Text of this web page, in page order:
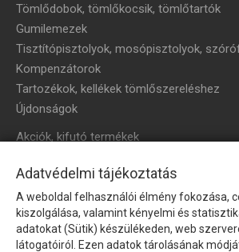
Tömlődobok, tömlőkocsik, tömlőtartók
Gumilemezek
Tisztítópisztolyok, mosópisztolyok,
Kompenzátorok
Tartozékok, kellékek tömlőszereléshez
Újdonságok
Akciók, kifutó termékek
HÍRLEVÉL
Íratkozzon fel hírlevelünkre!
Adatvédelmi tájékoztatás
A weboldal felhasználói élmény fokozása,
kiszolgálása, valamint kényelmi és
adatokat (Sütik) készülékeden, web
látogatóiról. Ezen adatok tárolásának